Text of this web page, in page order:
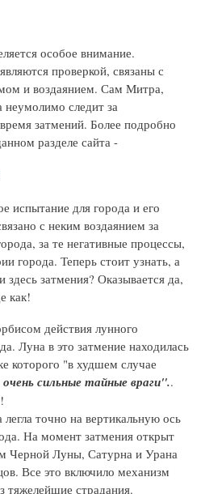
особое внимание.
проверкой, связаны с
и воздаянием. Сам Митра,
неумолимо следит за
затмений. Более подробно
разделе сайта -
испытание для города и его
с неким воздаянием за
за те негативные процессы,
города. Теперь стоит узнать, а
здесь затмения? Оказывается да,
как!
действия лунного
Луна в это затмение находилась
которого "в худшем случае
сильные тайные враги"..
точно на вертикальную ось
На момент затмения открыт
Черной Луны, Сатурна и Урана
Все это включило механизм
тяжелейшие страдания.